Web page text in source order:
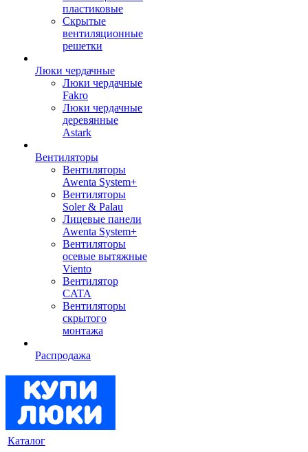
пластиковые
Скрытые
вентиляционные
решетки
Люки чердачные
Люки чердачные
Fakro
Люки чердачные
деревянные
Astark
Вентиляторы
Вентиляторы
Awenta System+
Вентиляторы
Soler & Palau
Лицевые панели
Awenta System+
Вентиляторы
осевые вытяжные
Viento
Вентилятор
CATA
Вентиляторы
скрытого
монтажа
Распродажа
Каталог